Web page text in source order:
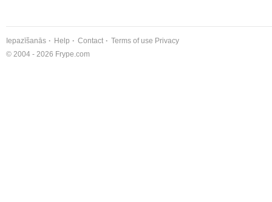
Iepazīšanās Help Contact Terms of use Privacy
© 2004 - 2026 Frype.com